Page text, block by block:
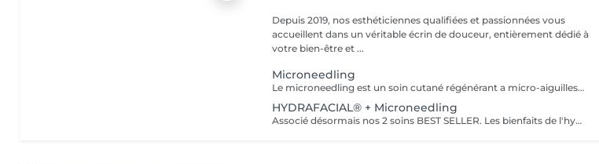
Depuis 2019, nos esthéticiennes qualifiées et passionnées vous
accueillent dans un véritable écrin de douceur, entièrement dédié à
votre bien-être et ...
Microneedling
Le microneedling est un soin cutané régénérant a micro-aiguilles permettant de réduire les signes de l'âge et de raviver l'éclat de votre peau, il aide aussi a effacer les traces d'acné, les cicatrices. Un véritable soin qui resserre les pores dilatés , lisse la peau, estimes les rides et ridules grâce au sérum à l'acide hyaluronique. + LED visage et mains
HYDRAFACIAL® + Microneedling
Associé désormais nos 2 soins BEST SELLER. Les bienfaits de l'hydrafacial et du Microneedling pour un effet optimale sur votre peau. Une peau saine, propre, un effet GLOW instantanément, action anti-rides.